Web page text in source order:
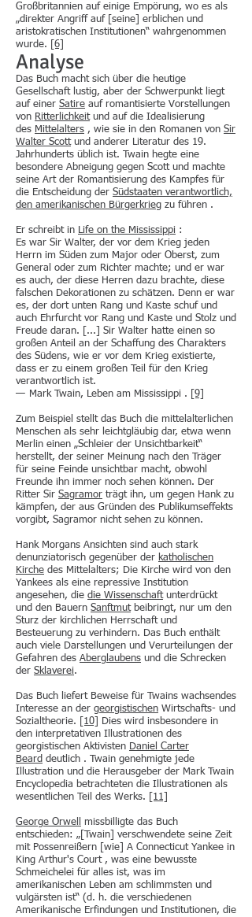
Großbritannien auf einige Empörung, wo es als
„direkter Angriff auf [seine] erblichen und
aristokratischen Institutionen“ wahrgenommen
wurde.
[6]
Analyse
Das Buch macht sich über die heutige
Gesellschaft lustig, aber der Schwerpunkt liegt
auf einer Satire auf romantisierte Vorstellungen
von Ritterlichkeitund auf die Idealisierung
des Mittelalters , wie sie in den Romanen von Sir
Walter Scottund anderer Literatur des 19.
Jahrhunderts üblich ist. Twain hegte eine
besondere Abneigung gegen Scott und machte
seine Art der Romantisierung des Kampfes für
die Entscheidung der Südstaaten verantwortlich,
den amerikanischen Bürgerkrieg zu führen .
Er schreibt in Life on the Mississippi :
Es war Sir Walter, der vor dem Krieg jeden
Herrn im Süden zum Major oder Oberst, zum
General oder zum Richter machte; und er war
es auch, der diese Herren dazu brachte, diese
falschen Dekorationen zu schätzen. Denn er war
es, der dort unten Rang und Kaste schuf und
auch Ehrfurcht vor Rang und Kaste und Stolz und
Freude daran. [...] Sir Walter hatte einen so
großen Anteil an der Schaffung des Charakters
des Südens, wie er vor dem Krieg existierte,
dass er zu einem großen Teil für den Krieg
verantwortlich ist.
— Mark Twain, Leben am Mississippi .
[9]
Zum Beispiel stellt das Buch die mittelalterlichen
Menschen als sehr leichtgläubig dar, etwa wenn
Merlin einen „Schleier der Unsichtbarkeit“
herstellt, der seiner Meinung nach den Träger
für seine Feinde unsichtbar macht, obwohl
Freunde ihn immer noch sehen können. Der
Ritter Sir Sagramor trägt ihn, um gegen Hank zu
kämpfen, der aus Gründen des Publikumseffekts
vorgibt, Sagramor nicht sehen zu können.
Hank Morgans Ansichten sind auch stark
denunziatorisch gegenüber der katholischen
Kirche des Mittelalters; Die Kirche wird von den
Yankees als eine repressive Institution
angesehen, die die Wissenschaftunterdrückt
und den Bauern Sanftmutbeibringt, nur um den
Sturz der kirchlichen Herrschaft und
Besteuerung zu verhindern. Das Buch enthält
auch viele Darstellungen und Verurteilungen der
Gefahren des Aberglaubens und die Schrecken
der Sklaverei.
Das Buch liefert Beweise für Twains wachsendes
Interesse an der georgistischen Wirtschafts- und
Sozialtheorie.
[10]
Dies wird insbesondere in
den interpretativen Illustrationen des
georgistischen Aktivisten Daniel Carter
Beard deutlich . Twain genehmigte jede
Illustration und die Herausgeber der Mark Twain
Encyclopedia betrachteten die Illustrationen als
wesentlichen Teil des Werks.
[11]
George Orwell
missbilligte das Buch
entschieden: „[Twain] verschwendete seine Zeit
mit Possenreißern [wie] A Connecticut Yankee in
King Arthur's Court , was eine bewusste
Schmeichelei für alles ist, was im
amerikanischen Leben am schlimmsten und
vulgärsten ist“ (d. h. die verschiedenen
Amerikanische Erfindungen und Institutionen, die